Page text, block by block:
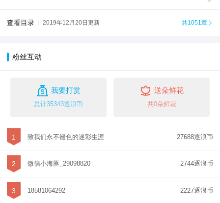
查看目录 2019年12月20日更新 共1051章 
粉丝互动
 我要打赏
总计35343逐浪币
 送朵鲜花
共0朵鲜花
1 致我们永不褪色的迷彩生涯 27688逐浪币
2 微信小海豚_29098820 2744逐浪币
3 18581064292 2227逐浪币